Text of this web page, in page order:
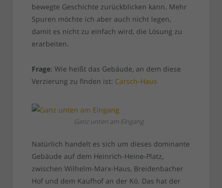
bewegte Geschichte zurückblicken kann. Mehr
Spuren möchte ich aber auch nicht legen,
damit es nicht zu einfach wird, die Lösung zu
erarbeiten.
Frage: Wie heißt das Gebäude, an dem diese
Verzierung zu finden ist: Carsch-Haus
Ganz unten am Eingang
Natürlich handelt es sich um dieses dominante
Gebäude auf dem Heinrich-Heine-Platz,
zwischen Wilhelm-Marx-Haus, Breidenbacher
Hof und dem Kaufhof an der Kö. Das hat der